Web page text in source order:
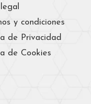
y condiciones
de Privacidad
de Cookies